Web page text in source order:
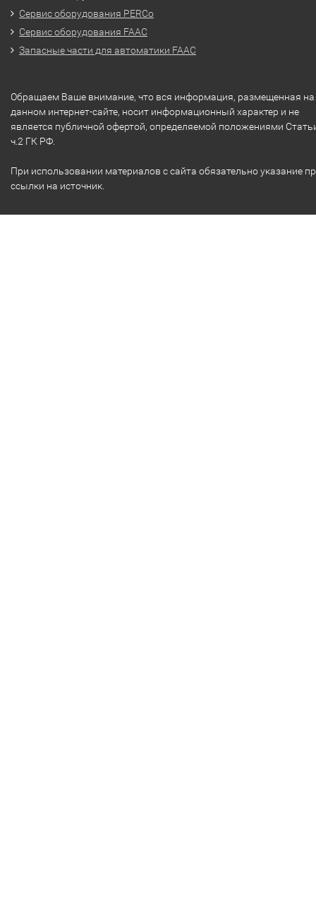
Сервис оборудования PERCo
Сервис оборудования FAAC
Запасные части для автоматики FAAC
Обращаем Ваше внимание, что вся информация, размещенная на
данном интернет-сайте, носит информационный характер и не
является публичной офертой, определяемой положениями
ч.2 ГК РФ.
При использовании материалов с сайта обязательно указание
ссылки на источник.